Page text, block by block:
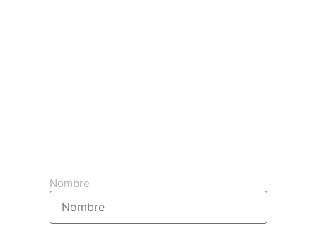
Nombre